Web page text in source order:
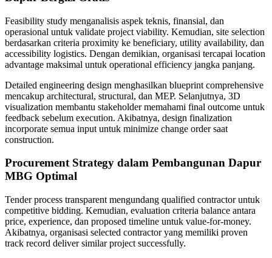
Feasibility study menganalisis aspek teknis, finansial, dan
operasional untuk validate project viability. Kemudian, site selection
berdasarkan criteria proximity ke beneficiary, utility availability, dan
accessibility logistics. Dengan demikian, organisasi tercapai location
advantage maksimal untuk operational efficiency jangka panjang.
Detailed engineering design menghasilkan blueprint comprehensive
mencakup architectural, structural, dan MEP. Selanjutnya, 3D
visualization membantu stakeholder memahami final outcome untuk
feedback sebelum execution. Akibatnya, design finalization
incorporate semua input untuk minimize change order saat
construction.
Procurement Strategy dalam Pembangunan Dapur
MBG Optimal
Tender process transparent mengundang qualified contractor untuk
competitive bidding. Kemudian, evaluation criteria balance antara
price, experience, dan proposed timeline untuk value-for-money.
Akibatnya, organisasi selected contractor yang memiliki proven
track record deliver similar project successfully.